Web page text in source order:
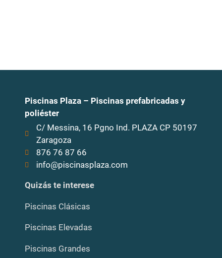
Piscinas Plaza – Piscinas prefabricadas y
poliéster
C/ Messina, 16 Pgno Ind. PLAZA CP 50197
Zaragoza
876 76 87 66
info@piscinasplaza.com
Quizás te interese
Piscinas Clásicas
Piscinas Elevadas
Piscinas Grandes